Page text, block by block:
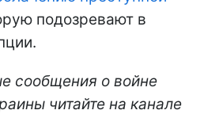
подозревают в
сообщения о войне
читайте на канале